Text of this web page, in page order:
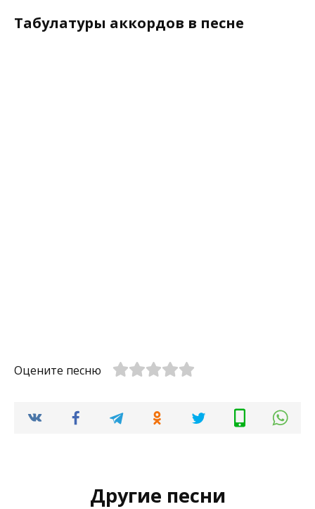
Табулатуры аккордов в песне
Оцените песню
Другие песни